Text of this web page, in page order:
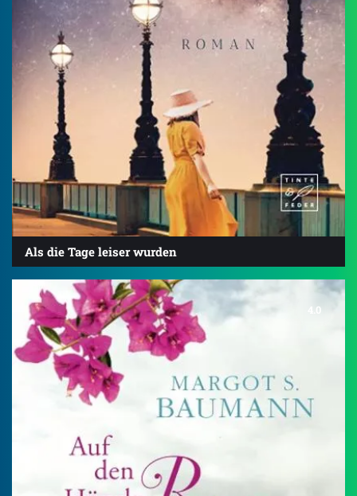
Als die Tage leiser wurden
4.0